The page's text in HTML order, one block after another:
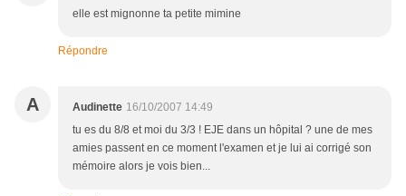
elle est mignonne ta petite mimine
Répondre
A Audinette 16/10/2007 14:49
tu es du 8/8 et moi du 3/3 ! EJE dans un hôpital ? une de mes
amies passent en ce moment l'examen et je lui ai corrigé son
mémoire alors je vois bien...